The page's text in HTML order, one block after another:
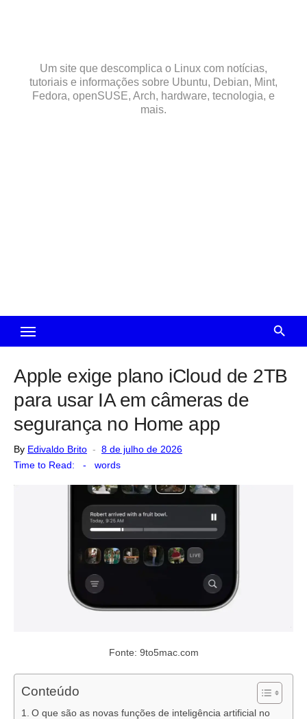
Um site que descomplica o Linux com notícias,
tutoriais e informações sobre Ubuntu, Debian, Mint,
Fedora, openSUSE, Arch, hardware, tecnologia, e
mais.
Apple exige plano iCloud de 2TB
para usar IA em câmeras de
segurança no Home app
By Edivaldo Brito
Posted
8 de julho de 2026
Time to Read:
- words
Fonte: 9to5mac.com
Conteúdo
O que são as novas funções de inteligência artificial no